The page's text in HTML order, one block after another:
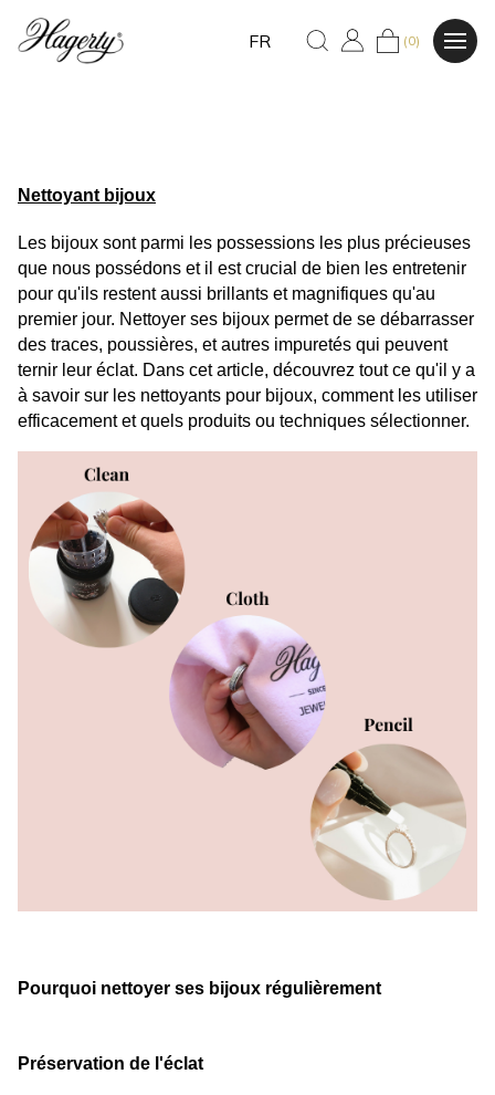
FR (0)
Nettoyant bijoux
Les bijoux sont parmi les possessions les plus précieuses
que nous possédons et il est crucial de bien les entretenir
pour qu'ils restent aussi brillants et magnifiques qu'au
premier jour. Nettoyer ses bijoux permet de se débarrasser
des traces, poussières, et autres impuretés qui peuvent
ternir leur éclat. Dans cet article, découvrez tout ce qu'il y a
à savoir sur les nettoyants pour bijoux, comment les utiliser
efficacement et quels produits ou techniques sélectionner.
Pourquoi nettoyer ses bijoux régulièrement
Préservation de l'éclat